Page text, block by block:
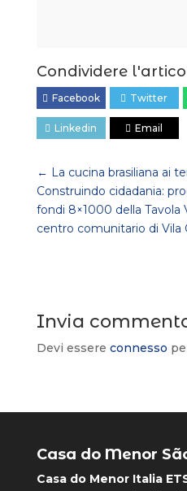
Condividere
Facebook Twitter
Linkedin Email
← La cucina brasiliana ai
Construindo cidadania:
fondi 8×1000 della Tavola
centro comunitario di Vila
Invia
Devi essere connesso
Casa do Menor
Casa do Menor Italia